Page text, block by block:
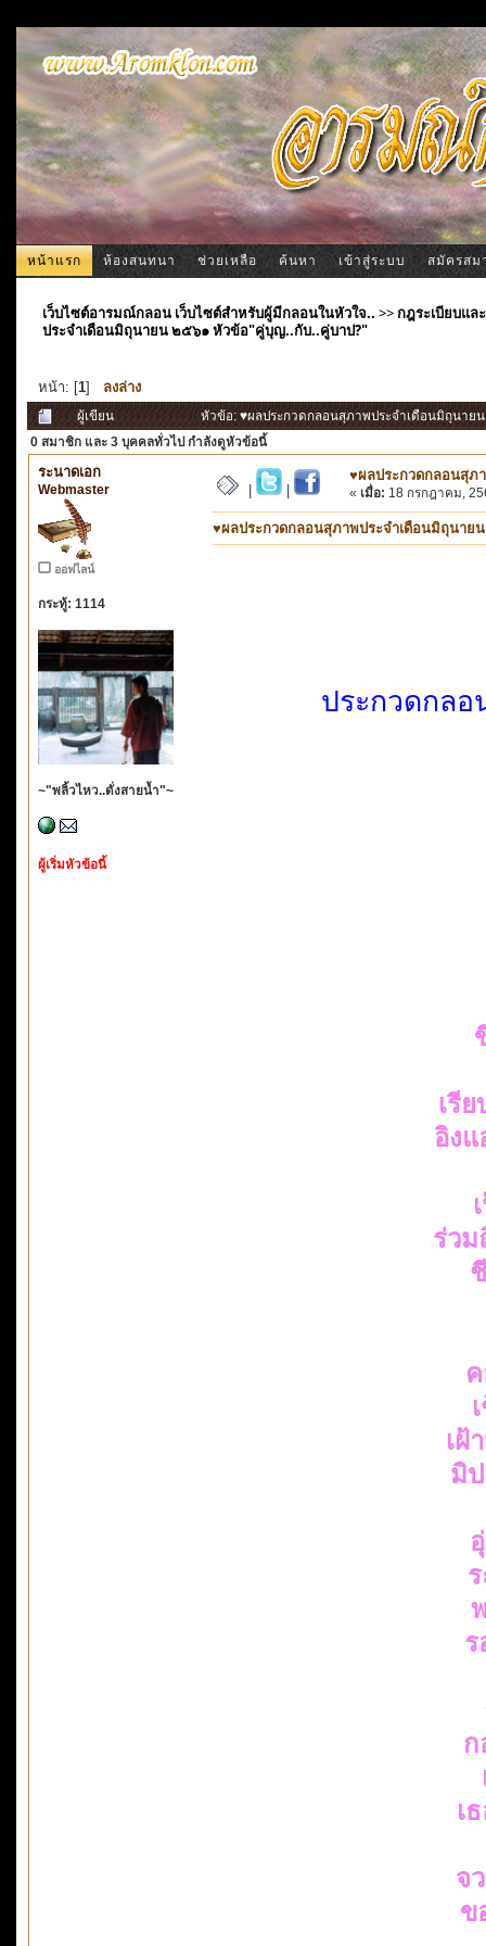
หน้าแรก ห้องสนทนา ช่วยเหลือ ค้นหา เข้าสู่ระบบ สมัครสม
เว็บไซต์อารมณ์กลอน เว็บไซต์สำหรับผู้มีกลอนในหัวใจ.. >>กฎระเบียบแล
ประจำเดือนมิถุนายน ๒๕๖๑ หัวข้อ"คู่บุญ..กับ..คู่บาป?"
หน้า: [1] ลงล่าง
ผู้เขียน
หัวข้อ: ♥ผลประกวดกลอนสุภาพประจำเดือนมิถุนา
0 สมาชิก และ 3 บุคคลทั่วไป กำลังดูหัวข้อนี้
ระนาดเอก
Webmaster
ออฟไลน์
กระทู้: 1114
~"พลิ้วไหว..ดั่งสายน้ำ"~
ผู้เริ่มหัวข้อนี้
♥ผลประกวดกลอนสุ
« เมื่อ: 18 กรกฎาคม,
♥ผลประกวดกลอนสุภาพประจำเดือนมิถุนา
ประกวดกล
เรี
อิงแ
ร่ว
เฝ้
มิ
ร
ก
เ
จ
ข